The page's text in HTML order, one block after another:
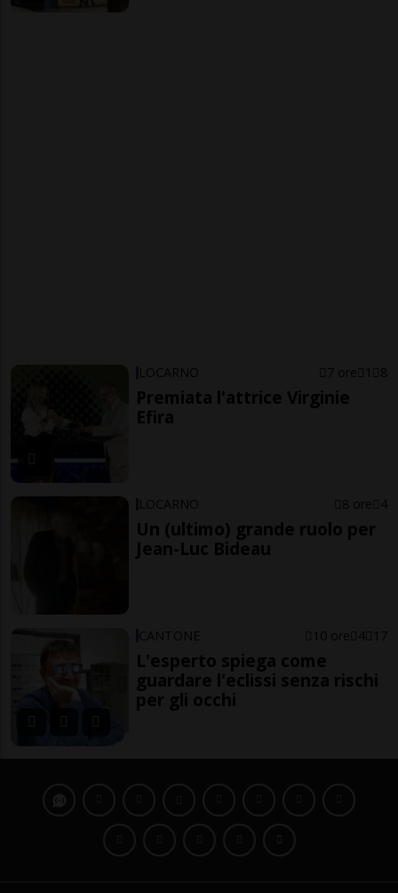
LOCARNO 7 ore 1 8
Premiata l'attrice Virginie
Efira
LOCARNO 8 ore 4
Un (ultimo) grande ruolo per
Jean-Luc Bideau
CANTONE 10 ore 4 17
L'esperto spiega come
guardare l'eclissi senza rischi
per gli occhi